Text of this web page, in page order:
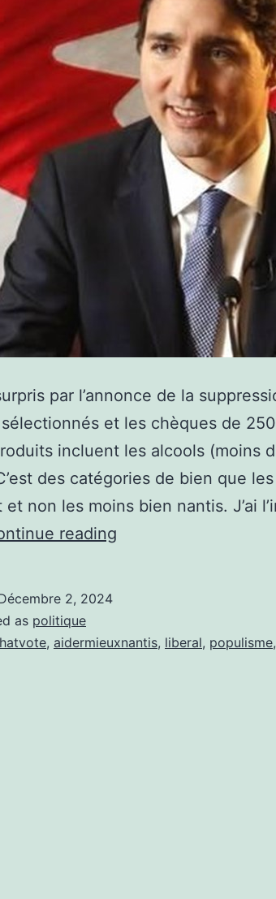
par l’annonce de la
et les chèques de
incluent les alcools (moins
des catégories de bien que
non les moins bien nantis. J’ai
reading
de
2, 2024
as politique
, aidermieuxnantis, liberal, populisme,